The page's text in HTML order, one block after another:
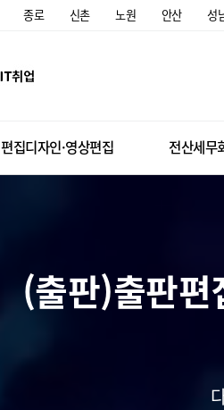
종로 신촌 노원 안산 성
편집디자인·영상편집 전산세무
(출판)출판